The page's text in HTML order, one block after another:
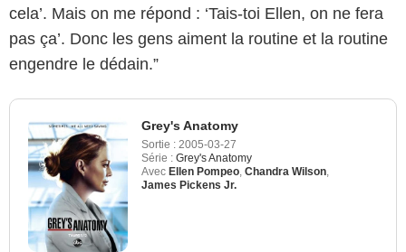
cela’. Mais on me répond : ‘Tais-toi Ellen, on ne fera
pas ça’. Donc les gens aiment la routine et la routine
engendre le dédain.”
Grey's Anatomy
Sortie : 2005-03-27
Série : Grey's Anatomy
Avec Ellen Pompeo Chandra Wilson
James Pickens Jr.